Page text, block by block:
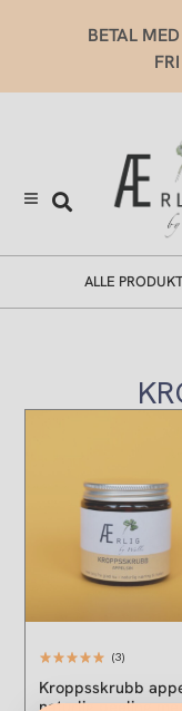
innholdet
BETAL
ALLE
(3)
Kroppsskrubb
naturlig peeling